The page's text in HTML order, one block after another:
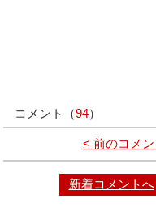
コメント（94）
< 前のコメン
新着コメントへ